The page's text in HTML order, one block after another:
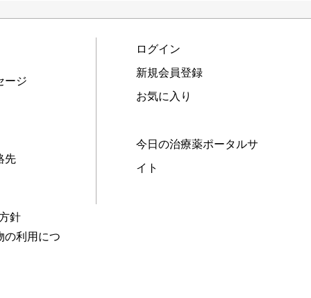
ージ
先
針
の利用につ
ログイン
新規会員登録
お気に入り
今日の治療薬ポータルサ
イト